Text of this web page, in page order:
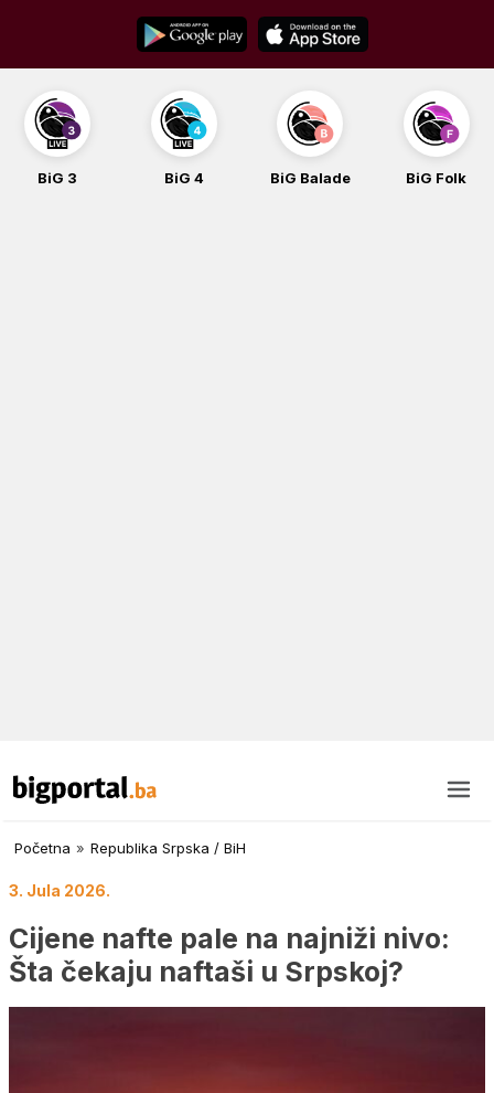
content
BiG 3 BiG 4 BiG Balade BiG Folk
Početna » Republika Srpska / BiH
3. Jula 2026.
Cijene nafte pale na najniži nivo:
Šta čekaju naftaši u Srpskoj?